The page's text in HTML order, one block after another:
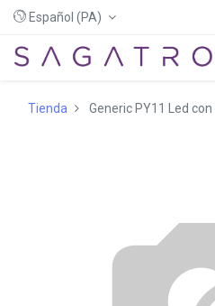
Español (PA)
Tienda Generic PY11 Led